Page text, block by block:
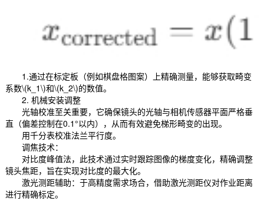
1.通过在标定板（例如棋盘格图案）上精确测量，能够获取畸变
系数\(k_1\)和\(k_2\)的数值。
2. 机械安装调整
光轴校准至关重要，它确保镜头的光轴与相机传感器平面严格垂
直（偏差控制在0.1°以内），从而有效避免梯形畸变的出现。
用千分表校准法兰平行度。
调焦技术：
对比度峰值法，此技术通过实时跟踪图像的梯度变化，精确调整
镜头焦距，旨在实现对比度的最大化。
激光测距辅助：于高精度需求场合，借助激光测距仪对作业距离
进行精确标定。